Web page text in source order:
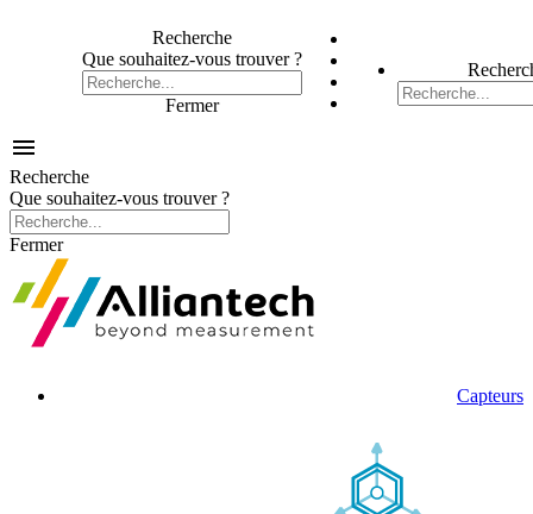
Recherche
Que souhaitez-vous trouver ?
Fermer

Recherche
Que souhaitez-vous trouver ?
Fermer
Capteurs